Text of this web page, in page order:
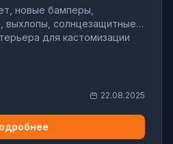
новые бамперы,
выхлопы, солнцезащитные
для кастомизации
22.08.2025